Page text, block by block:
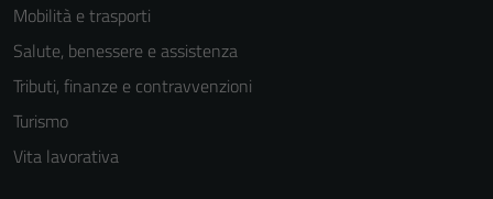
Mobilità e trasporti
Salute, benessere e assistenza
Tributi, finanze e contravvenzioni
Turismo
Vita lavorativa